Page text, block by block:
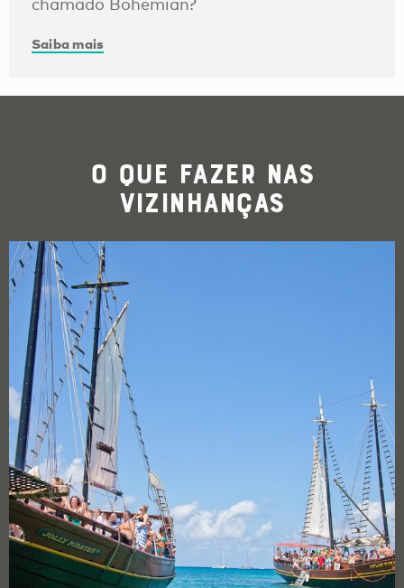
Saiba mais
O que Fazer nas
Vizinhanças